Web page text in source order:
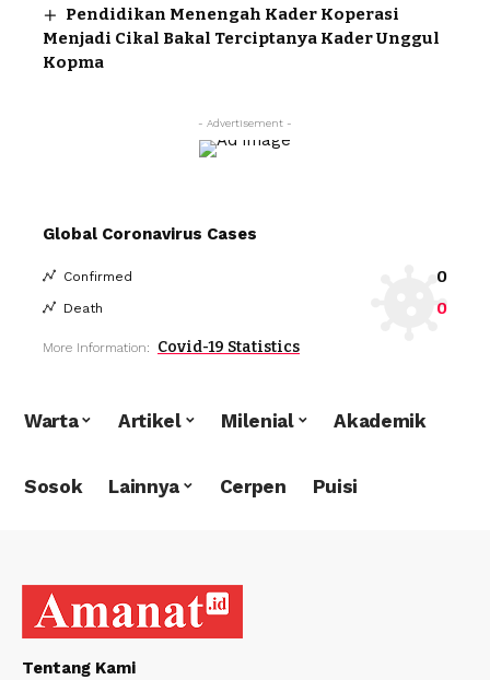
Pendidikan Menengah Kader Koperasi
Menjadi Cikal Bakal Terciptanya Kader Unggul
Kopma
- Advertisement -
Global Coronavirus Cases
Confirmed 0
Death 0
More Information: Covid-19 Statistics
Warta Artikel Milenial Akademik
Sosok Lainnya Cerpen Puisi
Tentang Kami